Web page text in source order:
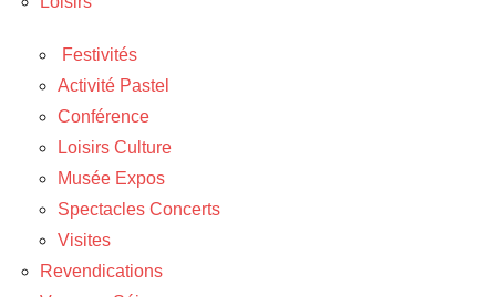
Festivités
Activité Pastel
Conférence
Loisirs Culture
Musée Expos
Spectacles Concerts
Visites
Revendications